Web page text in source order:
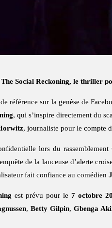
Social Reckoning, le thriller
référence sur la genèse de
, qui s’inspire directement du
, journaliste pour le compte
lors du
de la lanceuse d’alerte
fait confiance au comédien
est prévu pour le 7 octobre
,Betty Gilpin, Gbenga